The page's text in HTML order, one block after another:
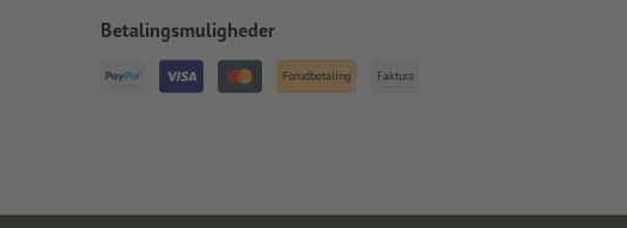
Betalingsmuligheder
Forudbetaling Faktura